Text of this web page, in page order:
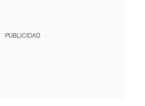
PUBLICIDAD